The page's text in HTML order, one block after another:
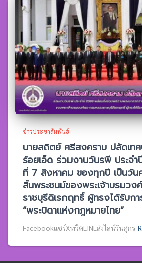
ข่าวประชาสัมพันธ์
นายสถิตย์ ศรีสงคราม ปลัดเท
ร้อยเอ็ด ร่วมงานวันรพี ประจ
ที่ 7 สิงหาคม ของทุกปี เป็นวัน
สิ้นพระชนม์ของพระเจ้าบรมว
ราชบุรีดิเรกฤทธิ์ ผู้ทรงได้รับก
“พระบิดาแห่งกฎหมายไทย”
Facebookแชร์XทวิตLINEส่งไลน์วันศุกร